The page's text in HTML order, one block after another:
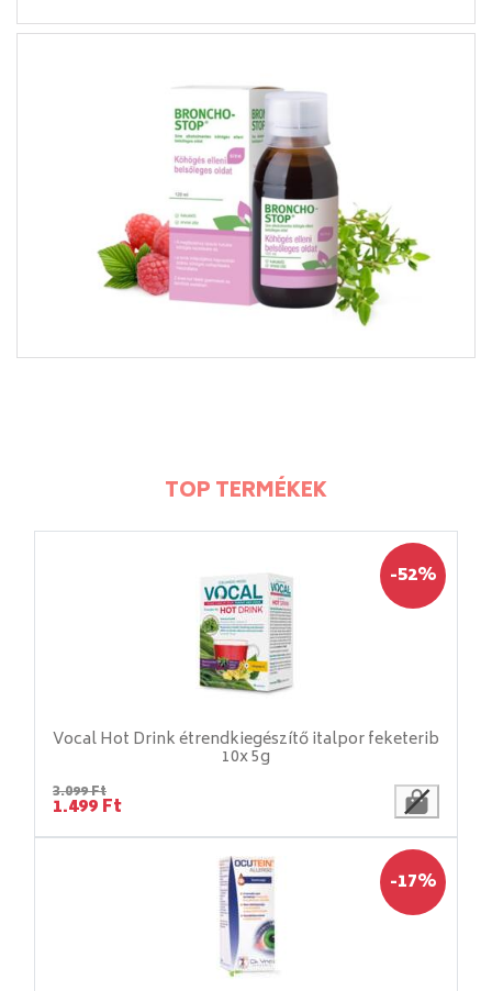
TOP TERMÉKEK
-52%
Vocal Hot Drink étrendkiegészítő italpor feketerib
10x 5g
3.099 Ft
1.499 Ft
-17%